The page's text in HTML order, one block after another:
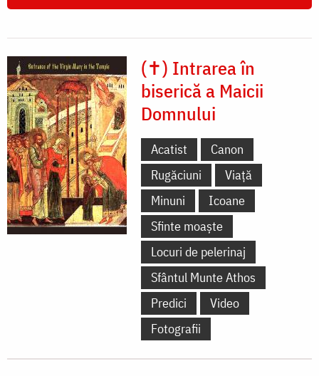
(✝) Intrarea în
biserică a Maicii
Domnului
Acatist
Canon
Rugăciuni
Viață
Minuni
Icoane
Sfinte moaște
Locuri de pelerinaj
Sfântul Munte Athos
Predici
Video
Fotografii